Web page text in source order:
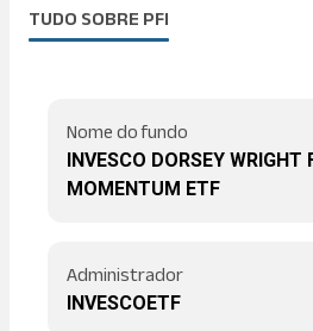
TUDO SOBRE PFI
Nome do fundo
INVESCO DORSEY WRIGHT
MOMENTUM ETF
Administrador
INVESCOETF